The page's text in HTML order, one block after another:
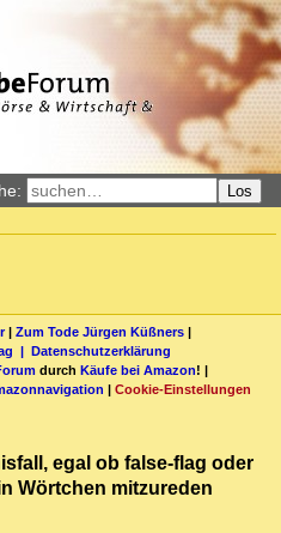
Los
| Zum Tode Jürgen Küßners |
| Datenschutzerklärung
durch Käufe bei Amazon! |
| Cookie-Einstellungen
egal ob false-flag oder
Wörtchen mitzureden